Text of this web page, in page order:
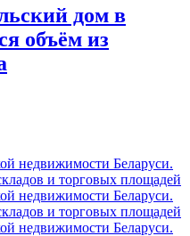
дом в
объём из
недвижимости Беларуси.
и торговых площадей
недвижимости Беларуси.
и торговых площадей
недвижимости Беларуси.